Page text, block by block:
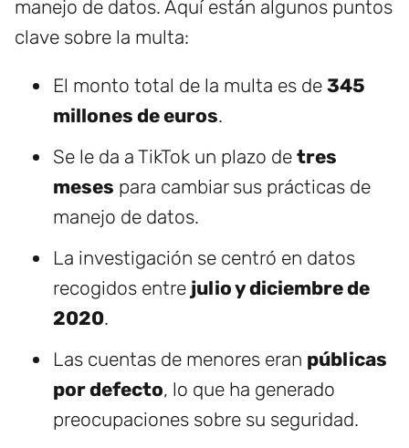
manejo de datos. Aquí están algunos puntos
clave sobre la multa:
El monto total de la multa es de 345
millones de euros.
Se le da a TikTok un plazo de tres
meses para cambiar sus prácticas de
manejo de datos.
La investigación se centró en datos
recogidos entre julio y diciembre de
2020.
Las cuentas de menores eran públicas
por defecto, lo que ha generado
preocupaciones sobre su seguridad.